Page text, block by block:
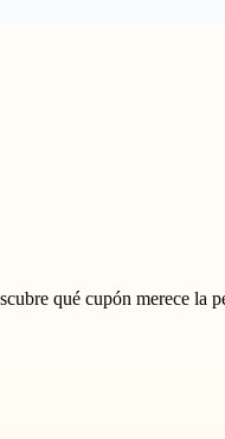
qué cupón merece la